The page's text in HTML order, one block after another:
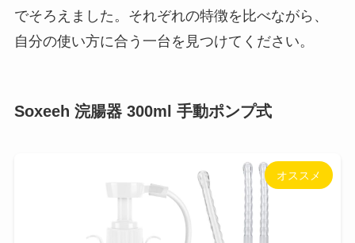
でそろえました。それぞれの特徴を比べながら、
自分の使い方に合う一台を見つけてください。
Soxeeh 浣腸器 300ml 手動ポンプ式
オススメ